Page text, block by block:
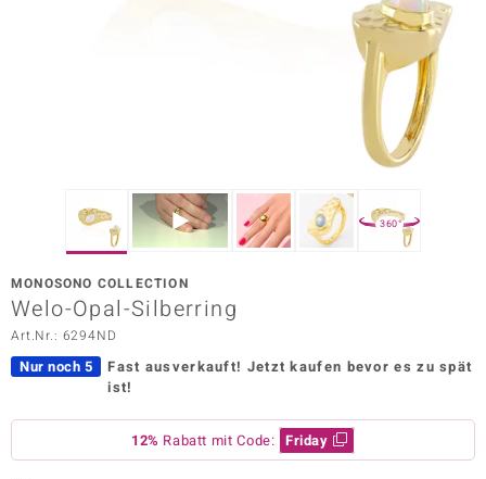
Vogue
Paraíso
360°
MONOSONO COLLECTION
Welo-Opal-Silberring
Art.Nr.: 6294ND
Nur noch 5 Fast ausverkauft! Jetzt kaufen bevor es zu spät
ist!
12% Rabatt mit Code: Friday